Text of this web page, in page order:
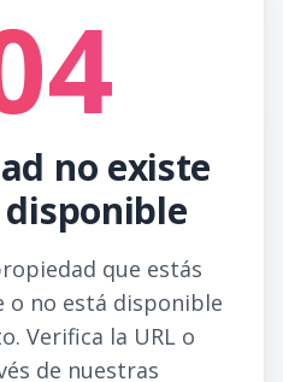
no existe
que estás
o no está disponible
Verifica la URL o
de nuestras